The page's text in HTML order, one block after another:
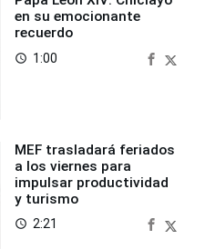
en su emocionante
recuerdo
access_time 1:00
MEF trasladará feriados
a los viernes para
impulsar productividad
y turismo
access_time 2:21